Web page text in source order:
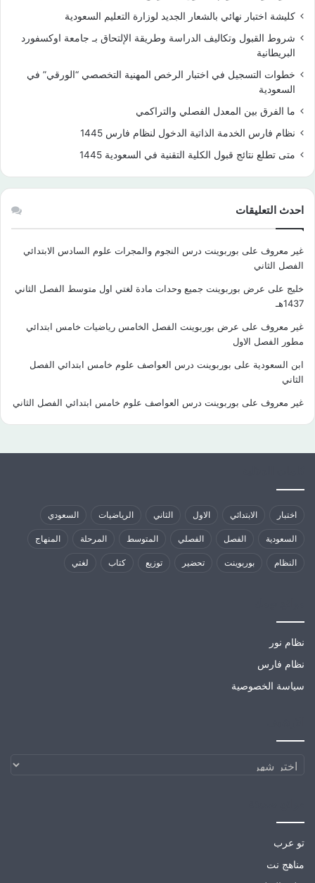
كليشة اختبار نهائي بالشعار الجديد لوزارة التعليم السعودية
شروط القبول وتكاليف الدراسة وطريقة الإلتحاق بـ جامعة اوكسفورد
البريطانية
خطوات التسجيل في اختبار الرخص المهنية التخصصي “الورقي” في
السعودية
ما الفرق بين المعدل الفصلي والتراكمي
نظام فارس الخدمة الذاتية الدخول لنظام فارس 1445
متى تطلع نتائج قبول الكلية التقنية في السعودية 1445
احدث التعليقات
غير معروف على بوربوينت درس النجوم والمجرات علوم السادس الابتدائي
الفصل الثاني
خليج على عرض بوربوينت جميع وحدات مادة لغتي اول متوسط الفصل الثاني
1437هـ
غير معروف على عرض بوربوينت الفصل الخامس رياضيات خامس ابتدائي
مطور الفصل الاول
ابن السعودية على بوربوينت درس العواصف علوم خامس ابتدائي الفصل
الثاني
غير معروف على بوربوينت درس العواصف علوم خامس ابتدائي الفصل الثاني
اختبار الابتدائي الاول الثاني الرياضيات السعودي
السعودية الفصل الفصلي المتوسط المرحلة المنهاج
النظام بوربوينت تحضير توزيع كتاب لغتي
نظام نور
نظام فارس
سياسة الخصوصية
الارشيف
تو عرب
مناهج نت